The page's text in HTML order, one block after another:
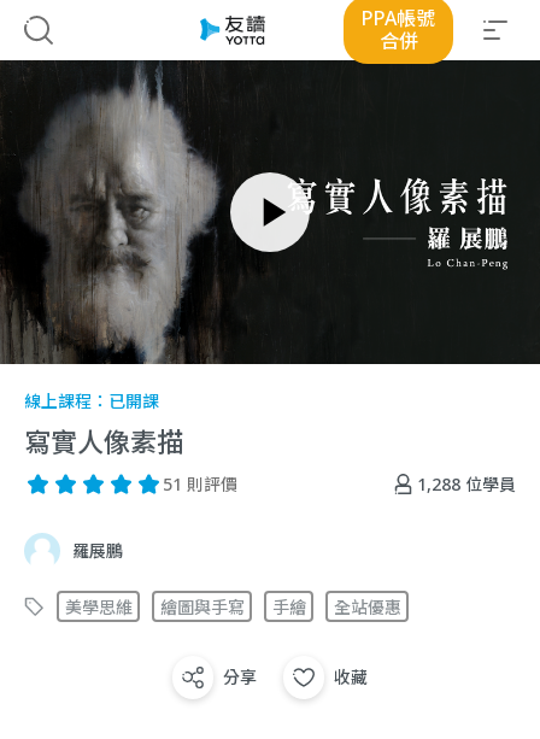
PPA帳號
合併
線上課程： 已開課
寫實人像素描
1,288 位學員
51 則評價
羅展鵬
美學思維 繪圖與手寫 手繪 全站優惠
分享 收藏